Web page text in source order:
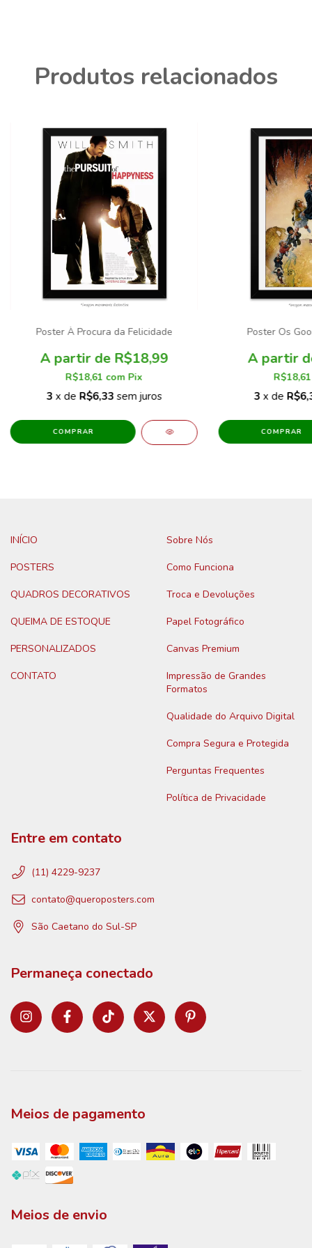
Produtos relacionados
Poster À Procura da Felicidade
R$18,99
R$18,61 com Pix
3 x de R$6,33 sem juros
COMPRAR
Poster Os
3 x de
COMPRAR
INÍCIO
POSTERS
QUADROS DECORATIVOS
QUEIMA DE ESTOQUE
PERSONALIZADOS
CONTATO
Sobre Nós
Como Funciona
Troca e Devoluções
Papel Fotográfico
Canvas Premium
Impressão de Grandes
Formatos
Qualidade do Arquivo Digital
Compra Segura e Protegida
Perguntas Frequentes
Política de Privacidade
Entre em contato
(11) 4229-9237
contato@queroposters.com
São Caetano do Sul-SP
Permaneça conectado
Meios de pagamento
Meios de envio